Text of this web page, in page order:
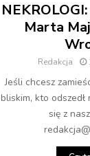
Marta
Redakcja
Jeśli chcesz
bliskim, kto
się z